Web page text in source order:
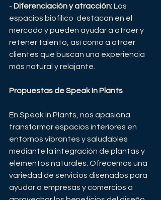
- Diferenciación y atracción: Los
espacios biofilíco  destacan en el
mercado y pueden ayudar a atraer y
retener talento, así como a atraer
clientes que buscan una experiencia
más natural y relajante.
Propuestas de Speak In Plants
En Speak In Plants, nos apasiona
transformar espacios interiores en
entornos vibrantes y saludables
mediante la integración de plantas y
elementos naturales. Ofrecemos una
variedad de servicios diseñados para
ayudar a empresas y comercios a